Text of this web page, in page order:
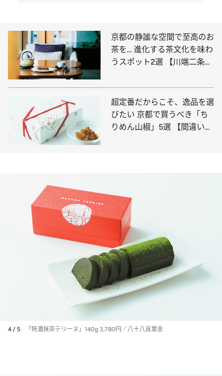
京都の静謐な空間で至高のお
茶を… 進化する茶文化を味わ
うスポット2選 【川端二条・
超定番だからこそ、逸品を選
びたい 京都で買うべき「ち
りめん山椒」5選 【間違いの
4 / 5 「特濃抹茶テリーヌ」140g 3,780円／八十八良葉舎